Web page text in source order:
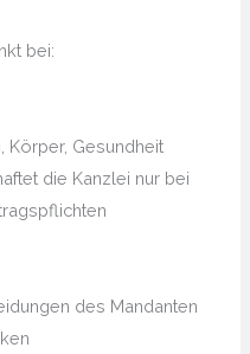
bei:
Körper, Gesundheit
die Kanzlei nur bei
des Mandanten